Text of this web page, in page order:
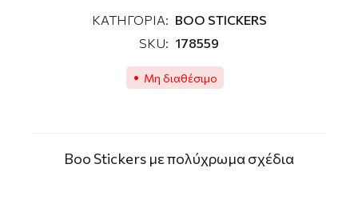
ΚΑΤΗΓΟΡΙΑ: ΒΟΟ STICKERS
SKU: 178559
Μη διαθέσιμο
Boo Stickers με πολύχρωμα σχέδια